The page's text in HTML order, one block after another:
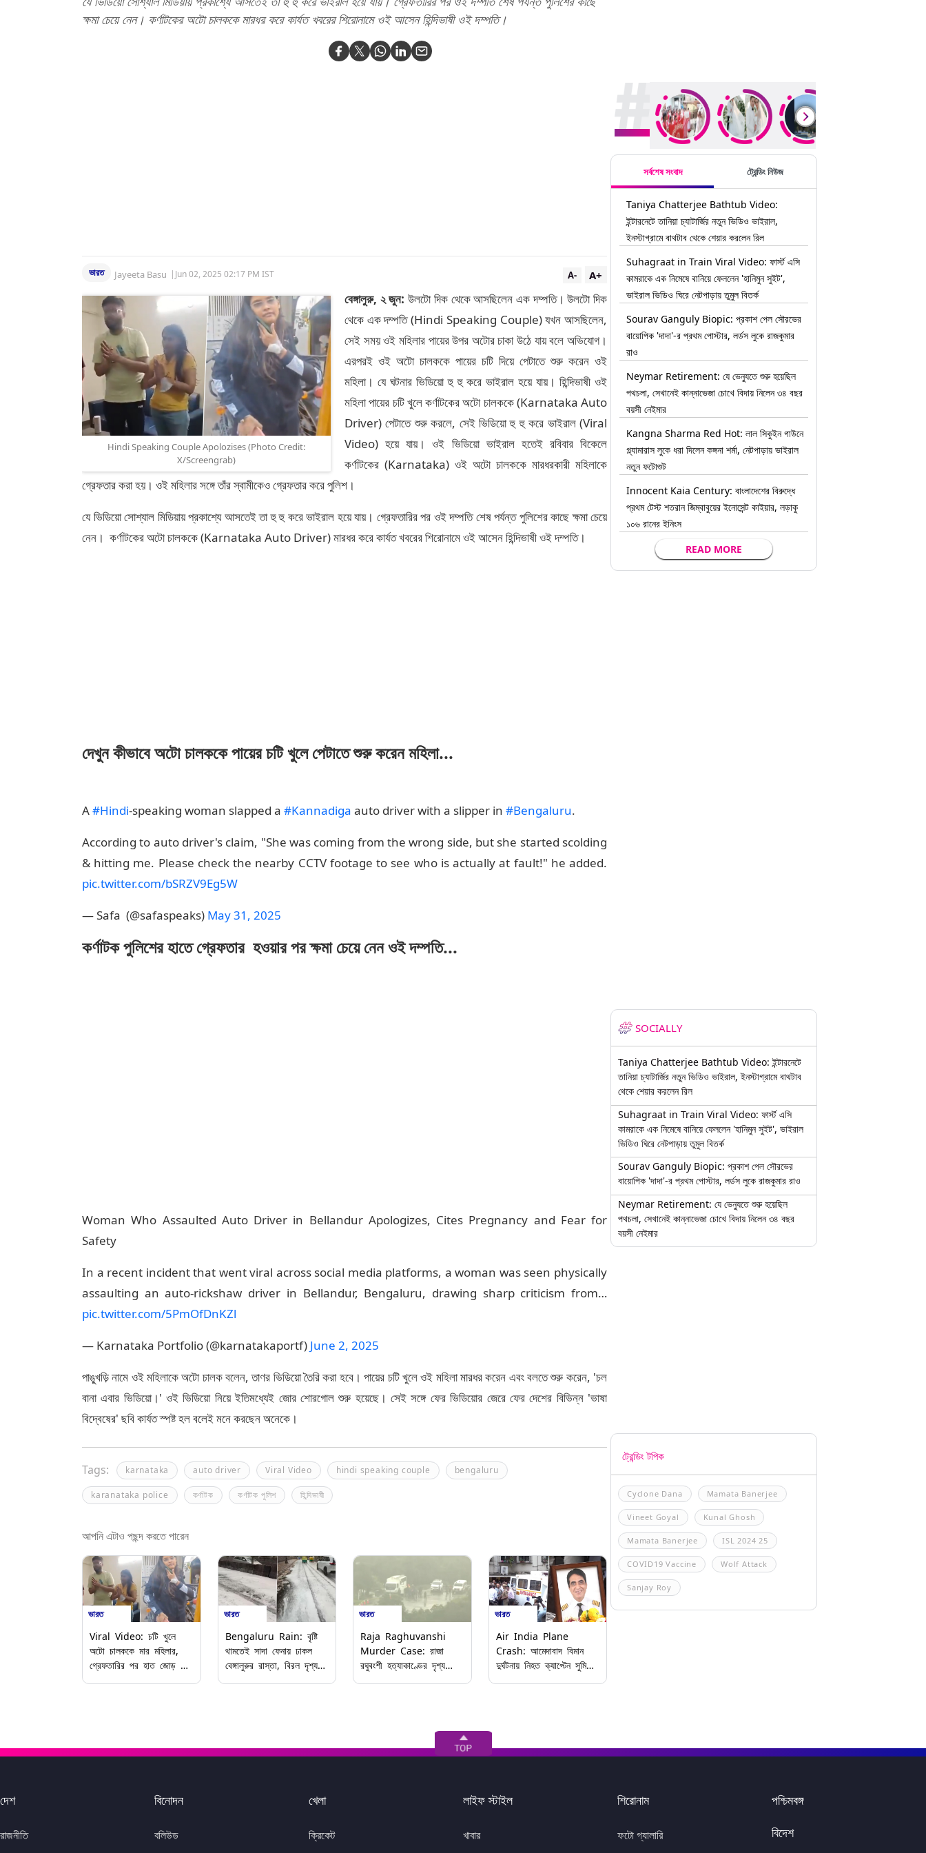
ক্ষমা চেয়ে নেন। কর্ণাটকের অটো চালককে মারধর করে কার্যত খবরের শিরোনামে ওই আসেন হিন্দিভাষী ওই দম্পতি।
ভারত Jayeeta Basu | Jun 02, 2025 02:17 PM IST A+
A-
Hindi Speaking Couple Apolozises (Photo Credit:
X/Screengrab)
বেঙ্গালুরু, ২ জুন: উলটো দিক থেকে আসছিলেন এক দম্পতি। উলটো দিক
থেকে এক দম্পতি (Hindi Speaking Couple) যখন আসছিলেন,
সেই সময় ওই মহিলার পায়ের উপর অটোর চাকা উঠে যায় বলে অভিযোগ।
এরপরই ওই অটো চালককে পায়ের চটি দিয়ে পেটাতে শুরু করেন ওই
মহিলা। যে ঘটনার ভিডিয়ো হু হু করে ভাইরাল হয়ে যায়। হিন্দিভাষী ওই
মহিলা পায়ের চটি খুলে কর্ণাটকের অটো চালককে (Karnataka Auto
Driver) পেটাতে শুরু করলে, সেই ভিডিয়ো হু হু করে ভাইরাল (Viral
Video) হয়ে যায়। ওই ভিডিয়ো ভাইরাল হতেই রবিবার বিকেলে
কর্ণাটকের (Karnataka) ওই অটো চালককে মারধরকারী মহিলাকে
গ্রেফতার করা হয়। ওই মহিলার সঙ্গে তাঁর স্বামীকেও গ্রেফতার করে পুলিশ।
যে ভিডিয়ো সোশ্যাল মিডিয়ায় প্রকাশ্যে আসতেই তা হু হু করে ভাইরাল হয়ে যায়। গ্রেফতারির পর ওই দম্পতি শেষ পর্যন্ত পুলিশের কাছে ক্ষমা চেয়ে
নেন। কর্ণাটকের অটো চালককে (Karnataka Auto Driver) মারধর করে কার্যত খবরের শিরোনামে ওই আসেন হিন্দিভাষী ওই দম্পতি।
দেখুন কীভাবে অটো চালককে পায়ের চটি খুলে পেটাতে শুরু করেন মহিলা...
A#Hindi-speaking woman slapped a #Kannadiga auto driver with a slipper in #Bengaluru.
According to auto driver's claim, "She was coming from the wrong side, but she started scolding
& hitting me. Please check the nearby CCTV footage to see who is actually at fault!" he added.
pic.twitter.com/bSRZV9Eg5W
— Safa (@safaspeaks) May 31, 2025
কর্ণাটক পুলিশের হাতে গ্রেফতার হওয়ার পর ক্ষমা চেয়ে নেন ওই দম্পতি...
Woman Who Assaulted Auto Driver in Bellandur Apologizes, Cites Pregnancy and Fear for
Safety
In a recent incident that went viral across social media platforms, a woman was seen physically
assaulting an auto-rickshaw driver in Bellandur, Bengaluru, drawing sharp criticism from…
pic.twitter.com/5PmOfDnKZl
— Karnataka Portfolio (@karnatakaportf) June 2, 2025
পাঙ্খুড়ি নামে ওই মহিলাকে অটো চালক বলেন, তাণর ভিডিয়ো তৈরি করা হবে। পায়ের চটি খুলে ওই মহিলা মারধর করেন এবং বলতে শুরু করেন, 'চল
বানা এবার ভিডিয়ো।' ওই ভিডিয়ো নিয়ে ইতিমধ্যেই জোর শোরগোল শুরু হয়েছে। সেই সঙ্গে ফের ভিডিয়োর জেরে ফের দেশের বিভিন্ন 'ভাষা
বিদ্বেষের' ছবি কার্যত স্পষ্ট হল বলেই মনে করছেন অনেকে।
Tags: karnataka auto driver Viral Video hindi speaking couple bengaluru
karanataka police কর্ণাটক কর্ণাটক পুলিশ হিন্দিভাষী
আপনি এটাও পছন্দ করতে পারেন
ভারত
Viral Video: চটি খুলে
অটো চালককে মার মহিলার,
গ্রেফতারির পর হাত জোড় করে
ভারত
Bengaluru Rain: বৃষ্টি
থামতেই সাদা ফেনায় ঢাকল
বেঙ্গালুরুর রাস্তা, বিরল দৃশ্য
ভারত
Raja Raghuvanshi
Murder Case: রাজা
রঘুবংশী হত্যাকাণ্ডের দৃশ্য
ভারত
Air India Plane
Crash: আমেদাবাদ বিমান
দুর্ঘটনায় নিহত ক্যাপ্টেন সুমিতের
সর্বশেষ সংবাদ ট্রেন্ডিং নিউজ
Taniya Chatterjee Bathtub Video:
ইন্টারনেটে তানিয়া চ্যাটার্জির নতুন ভিডিও ভাইরাল,
ইনস্টাগ্রামে বাথটাব থেকে শেয়ার করলেন রিল
Suhagraat in Train Viral Video: ফার্স্ট এসি
কামরাকে এক নিমেষে বানিয়ে ফেললেন 'হানিমুন সুইট',
ভাইরাল ভিডিও ঘিরে নেটপাড়ায় তুমুল বিতর্ক
Sourav Ganguly Biopic: প্রকাশ পেল সৌরভের
বায়োপিক 'দাদা'-র প্রথম পোস্টার, লর্ডস লুকে রাজকুমার
রাও
Neymar Retirement: যে ভেন্যুতে শুরু হয়েছিল
পথচলা, সেখানেই কান্নাভেজা চোখে বিদায় নিলেন ৩৪ বছর
বয়সী নেইমার
Kangna Sharma Red Hot: লাল সিকুইন গাউনে
গ্ল্যামারাস লুকে ধরা দিলেন কঙ্গনা শর্মা, নেটপাড়ায় ভাইরাল
নতুন ফটোশুট
Innocent Kaia Century: বাংলাদেশের বিরুদ্ধে
প্রথম টেস্ট শতরান জিম্বাবুয়ের ইনোসেন্ট কাইয়ার, লড়াকু
১০৬ রানের ইনিংস
READ MORE
SOCIALLY
Taniya Chatterjee Bathtub Video: ইন্টারনেটে
তানিয়া চ্যাটার্জির নতুন ভিডিও ভাইরাল, ইনস্টাগ্রামে বাথটাব
থেকে শেয়ার করলেন রিল
Suhagraat in Train Viral Video: ফার্স্ট এসি
কামরাকে এক নিমেষে বানিয়ে ফেললেন 'হানিমুন সুইট', ভাইরাল
ভিডিও ঘিরে নেটপাড়ায় তুমুল বিতর্ক
Sourav Ganguly Biopic: প্রকাশ পেল সৌরভের
বায়োপিক 'দাদা'-র প্রথম পোস্টার, লর্ডস লুকে রাজকুমার রাও
Neymar Retirement: যে ভেন্যুতে শুরু হয়েছিল
পথচলা, সেখানেই কান্নাভেজা চোখে বিদায় নিলেন ৩৪ বছর
বয়সী নেইমার
ট্রেন্ডিং টপিক
Cyclone Dana Mamata Banerjee
Vineet Goyal Kunal Ghosh
Mamata Banerjee ISL 2024 25
COVID19 Vaccine Wolf Attack
Sanjay Roy
দেশ
রাজনীতি
বিনোদন
বলিউড
খেলা
ক্রিকেট
লাইফ স্টাইল
খাবার
শিরোনাম
ফটো গ্যালারি
পশ্চিমবঙ্গ
বিদেশ